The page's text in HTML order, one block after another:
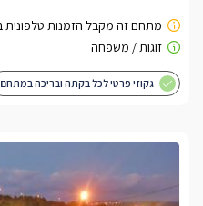
גקוזי פרטי לכל בקתה ובריכה במתחם